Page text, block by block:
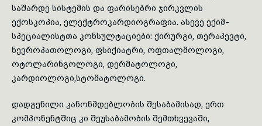
საშარდე სისტემის და ფარისებრი ჯირკვლის
ექოსკოპია, ელექტროკარდიოგრაფია. ასევე ექიმ-
სპეციალისტთა კონსულტაციები: ქირურგი, თერაპევტი,
ნევროპათოლოგი, ფსიქიატრი, ოფთალმოლოგი,
ოტოლარინგოლოგი, დერმატოლოგი,
კარდიოლოგი,სტომატოლოგი.
დადგენილი კანონმდებლობის შესაბამისად, ერთ
კომპონენტშიც კი შეუსაბამობის შემთხვევაში,